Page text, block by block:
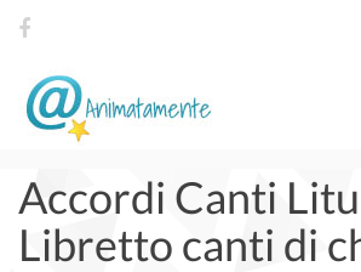
Accordi Canti
Libretto canti di